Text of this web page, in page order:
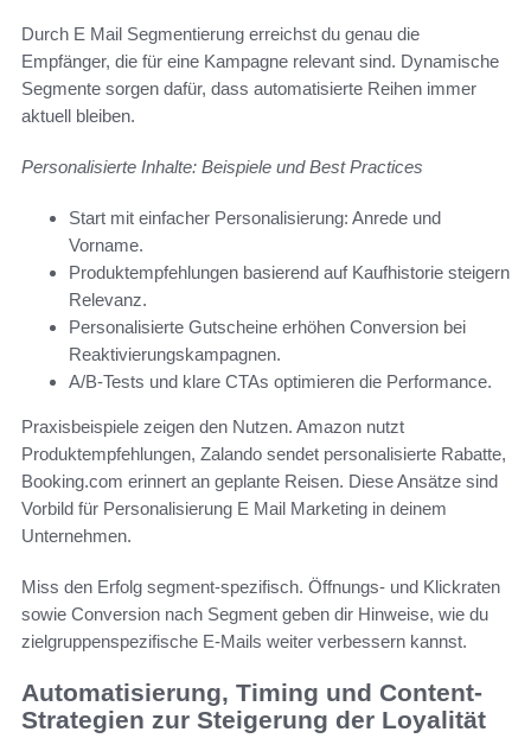
Durch E Mail Segmentierung erreichst du genau die
Empfänger, die für eine Kampagne relevant sind. Dynamische
Segmente sorgen dafür, dass automatisierte Reihen immer
aktuell bleiben.
Personalisierte Inhalte: Beispiele und Best Practices
Start mit einfacher Personalisierung: Anrede und
Vorname.
Produktempfehlungen basierend auf Kaufhistorie steigern
Relevanz.
Personalisierte Gutscheine erhöhen Conversion bei
Reaktivierungskampagnen.
A/B-Tests und klare CTAs optimieren die Performance.
Praxisbeispiele zeigen den Nutzen. Amazon nutzt
Produktempfehlungen, Zalando sendet personalisierte Rabatte,
Booking.com erinnert an geplante Reisen. Diese Ansätze sind
Vorbild für Personalisierung E Mail Marketing in deinem
Unternehmen.
Miss den Erfolg segment-spezifisch. Öffnungs- und Klickraten
sowie Conversion nach Segment geben dir Hinweise, wie du
zielgruppenspezifische E-Mails weiter verbessern kannst.
Automatisierung, Timing und Content-
Strategien zur Steigerung der Loyalität